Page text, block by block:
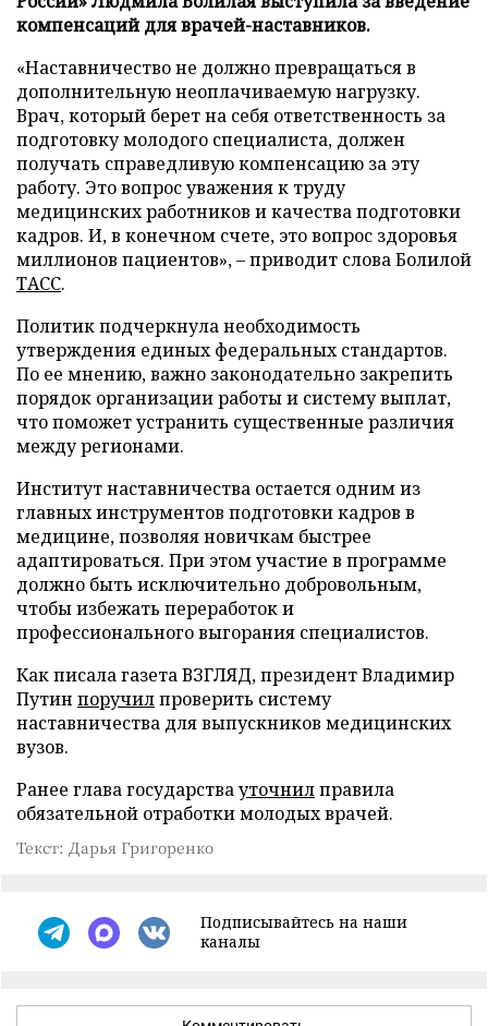
компенсаций для врачей-наставников.
«Наставничество не должно превращаться в
дополнительную неоплачиваемую нагрузку.
Врач, который берет на себя ответственность за
подготовку молодого специалиста, должен
получать справедливую компенсацию за эту
работу. Это вопрос уважения к труду
медицинских работников и качества подготовки
кадров. И, в конечном счете, это вопрос здоровья
миллионов пациентов», – приводит слова Болилой
ТАСС.
Политик подчеркнула необходимость
утверждения единых федеральных стандартов.
По ее мнению, важно законодательно закрепить
порядок организации работы и систему выплат,
что поможет устранить существенные различия
между регионами.
Институт наставничества остается одним из
главных инструментов подготовки кадров в
медицине, позволяя новичкам быстрее
адаптироваться. При этом участие в программе
должно быть исключительно добровольным,
чтобы избежать переработок и
профессионального выгорания специалистов.
Как писала газета ВЗГЛЯД, президент Владимир
Путин поручилпроверить систему
наставничества для выпускников медицинских
вузов.
Ранее глава государствауточнилправила
обязательной отработки молодых врачей.
Текст: Дарья Григоренко
Подписывайтесь на наши
каналы